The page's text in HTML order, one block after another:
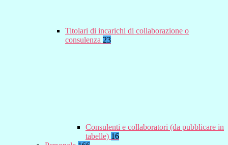
Titolari di incarichi di collaborazione o
consulenza 23
Consulenti e collaboratori (da pubblicare in
tabelle) 16